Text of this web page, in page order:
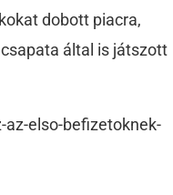
dobott piacra,
csapata által is játszott
elso-befizetoknek-